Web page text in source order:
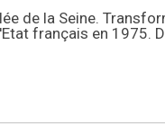
de la Seine.
français en 1975.